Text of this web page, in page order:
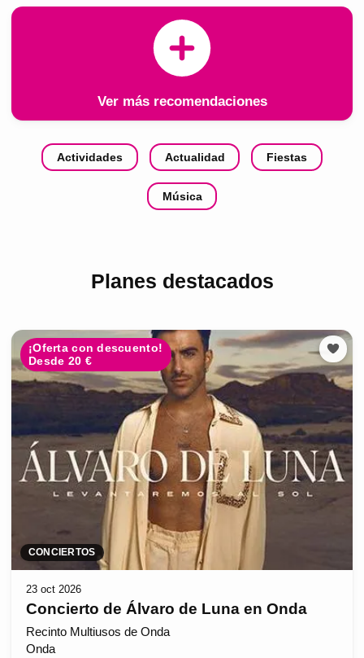
Ver más recomendaciones
Actividades Actualidad Fiestas
Música
Planes destacados
¡Oferta con descuento!
Desde 20 €
CONCIERTOS
23 oct 2026
Concierto de Álvaro de Luna en Onda
Recinto Multiusos de Onda
Onda